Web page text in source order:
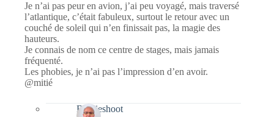
Je n’ai pas peur en avion, j’ai peu voyagé, mais traversé
l’atlantique, c’était fabuleux, surtout le retour avec un
couché de soleil qui n’en finissait pas, la magie des
hauteurs.
Je connais de nom ce centre de stages, mais jamais
fréquenté.
Les phobies, je n’ai pas l’impression d’en avoir.
@mitié
Bernieshoot